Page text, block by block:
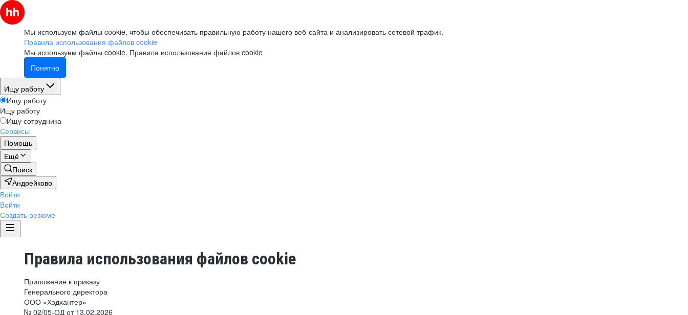
Мы используем файлы cookie, чтобы обеспечивать правильную работу нашего веб-сайта и анализировать сетевой трафик.
Правила использования файлов cookie
Мы используем файлы cookie. Правила использования файлов cookie
Понятно
Ищу работу
Ищу работу
Ищу работу
Ищу сотрудника
Сервисы
Помощь
Ещё
Поиск
Андрейково
Войти
Войти
Создать резюме
Правила использования файлов cookie
Приложение к приказу
Генерального директора
ООО «Хэдхантер»
№ 02/05-ОД от 13.02.2026